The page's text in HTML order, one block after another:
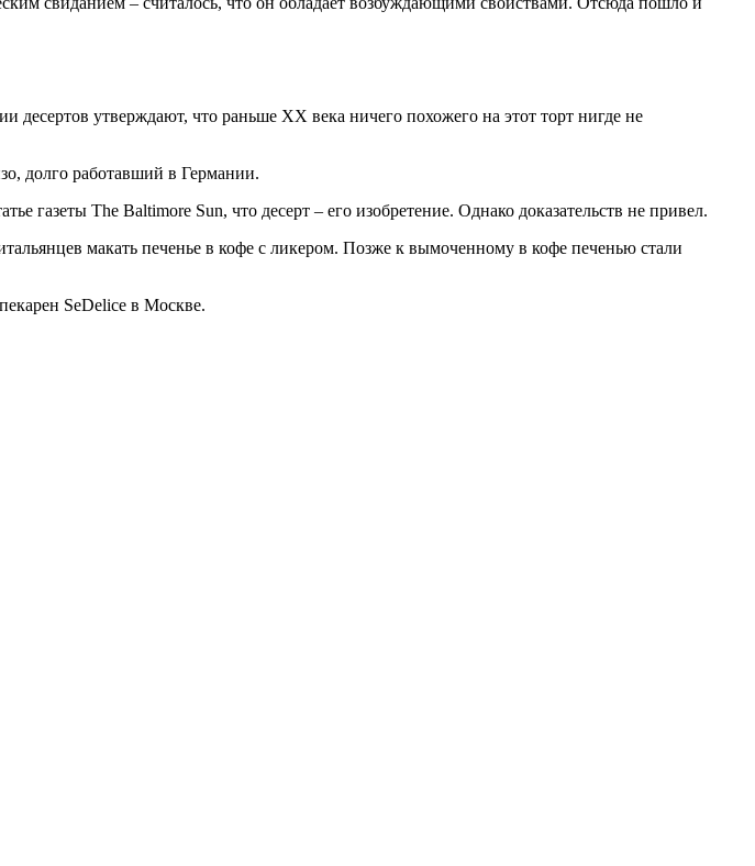
утверждают, что раньше XX века ничего похожего на этот торт нигде не
долго работавший в Германии.
The Baltimore Sun, что десерт – его изобретение. Однако доказательств не привел.
макать печенье в кофе с ликером. Позже к вымоченному в кофе печенью стали
SeDelice в Москве.